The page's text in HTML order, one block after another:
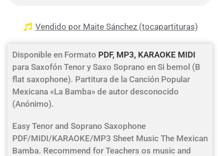
Vendido por Maite Sánchez (tocapartituras)
Disponible en Formato PDF, MP3, KARAOKE MIDI
para Saxofón Tenor y Saxo Soprano en Si bemol (B
flat saxophone). Partitura de la Canción Popular
Mexicana «La Bamba» de autor desconocido
(Anónimo).
Easy Tenor and Soprano Saxophone
PDF/MIDI/KARAOKE/MP3 Sheet Music The Mexican
Bamba. Recommend for Teachers os music and